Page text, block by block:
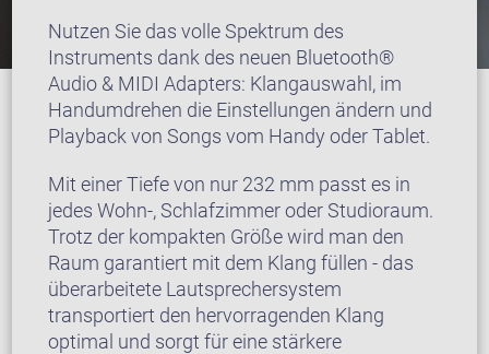
Nutzen Sie das volle Spektrum des
Instruments dank des neuen Bluetooth®
Audio & MIDI Adapters: Klangauswahl, im
Handumdrehen die Einstellungen ändern und
Playback von Songs vom Handy oder Tablet.
Mit einer Tiefe von nur 232 mm passt es in
jedes Wohn-, Schlafzimmer oder Studioraum.
Trotz der kompakten Größe wird man den
Raum garantiert mit dem Klang füllen - das
überarbeitete Lautsprechersystem
transportiert den hervorragenden Klang
optimal und sorgt für eine stärkere